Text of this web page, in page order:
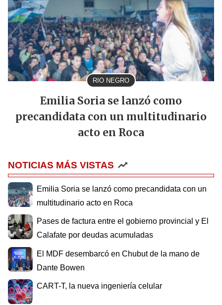
RIO NEGRO
Emilia Soria se lanzó como
precandidata con un multitudinario
acto en Roca
NOTICIAS MÁS VISTAS
Emilia Soria se lanzó como precandidata con un
multitudinario acto en Roca
Pases de factura entre el gobierno provincial y El
Calafate por deudas acumuladas
El MDF desembarcó en Chubut de la mano de
Dante Bowen
CART-T, la nueva ingeniería celular